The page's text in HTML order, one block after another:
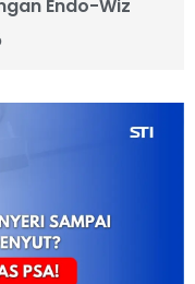
Endo-Wiz